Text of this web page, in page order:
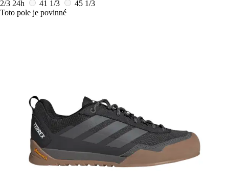
2/3 24h 41 1/3
45 1/3
Toto pole je povinné